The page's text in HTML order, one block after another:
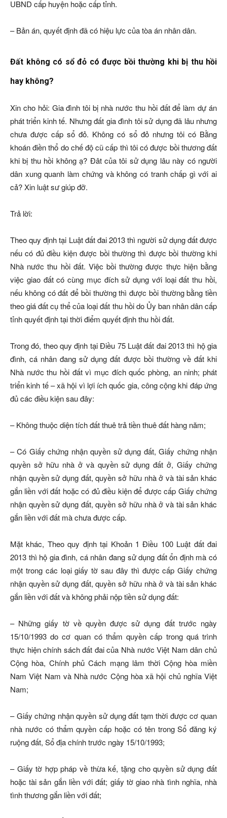
UBND cấp huyện hoặc cấp tỉnh.
– Bản án, quyết định đã có hiệu lực của tòa án nhân dân.
Đất không có sổ đỏ có được bồi thường khi bị thu hồi
hay không?
Xin cho hỏi: Gia đình tôi bị nhà nước thu hồi đất để làm dự án
phát triển kinh tế. Nhưng đất gia đình tôi sử dụng đã lâu nhưng
chưa được cấp sổ đỏ. Không có sổ đỏ nhưng tôi có Bằng
khoán điền thổ do chế độ cũ cấp thì tôi có được bồi thương đất
khi bị thu hồi không ạ? Đât của tôi sử dụng lâu này có người
dân xung quanh làm chứng và không có tranh chấp gì với ai
cả? Xin luật sư giúp đỡ.
Trả lời:
Theo quy định tại Luật đất đai 2013 thì người sử dụng đất được
nếu có đủ điều kiện được bồi thường thì được bồi thường khi
Nhà nước thu hồi đất. Việc bồi thường được thực hiện bằng
việc giao đất có cùng mục đích sử dụng với loại đất thu hồi,
nếu không có đất để bồi thường thì được bồi thường bằng tiền
theo giá đất cụ thể của loại đất thu hồi do Ủy ban nhân dân cấp
tỉnh quyết định tại thời điểm quyết định thu hồi đất.
Trong đó, theo quy định tại Điều 75 Luật đất đai 2013 thì hộ gia
đình, cá nhân đang sử dụng đất được bồi thường về đất khi
Nhà nước thu hồi đất vì mục đích quốc phòng, an ninh; phát
triển kinh tế – xã hội vì lợi ích quốc gia, công cộng khi đáp ứng
đủ các điều kiện sau đây:
– Không thuộc diện tích đất thuê trả tiền thuê đất hàng năm;
– Có Giấy chứng nhận quyền sử dụng đất, Giấy chứng nhận
quyền sở hữu nhà ở và quyền sử dụng đất ở, Giấy chứng
nhận quyền sử dụng đất, quyền sở hữu nhà ở và tài sản khác
gắn liền với đất hoặc có đủ điều kiện để được cấp Giấy chứng
nhận quyền sử dụng đất, quyền sở hữu nhà ở và tài sản khác
gắn liền với đất mà chưa được cấp.
Mặt khác, Theo quy định tại Khoản 1 Điều 100 Luật đất đai
2013 thì hộ gia đình, cá nhân đang sử dụng đất ổn định mà có
một trong các loại giấy tờ sau đây thì được cấp Giấy chứng
nhận quyền sử dụng đất, quyền sở hữu nhà ở và tài sản khác
gắn liền với đất và không phải nộp tiền sử dụng đất:
– Những giấy tờ về quyền được sử dụng đất trước ngày
15/10/1993 do cơ quan có thẩm quyền cấp trong quá trình
thực hiện chính sách đất đai của Nhà nước Việt Nam dân chủ
Cộng hòa, Chính phủ Cách mạng lâm thời Cộng hòa miền
Nam Việt Nam và Nhà nước Cộng hòa xã hội chủ nghĩa Việt
Nam;
– Giấy chứng nhận quyền sử dụng đất tạm thời được cơ quan
nhà nước có thẩm quyền cấp hoặc có tên trong Sổ đăng ký
ruộng đất, Sổ địa chính trước ngày 15/10/1993;
– Giấy tờ hợp pháp về thừa kế, tặng cho quyền sử dụng đất
hoặc tài sản gắn liền với đất; giấy tờ giao nhà tình nghĩa, nhà
tình thương gắn liền với đất;